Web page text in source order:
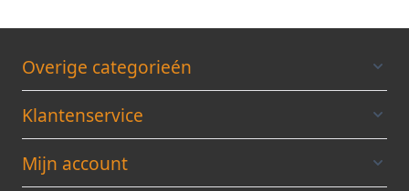
Overige categorieén
Klantenservice
Mijn account